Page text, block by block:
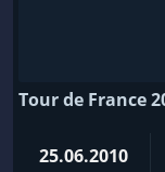
Tour de France
25.06.2010